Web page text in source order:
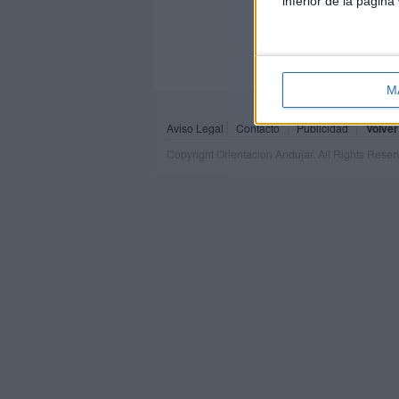
Aviso Legal Contacto Publicidad
Copyright Orientacion Andujar. All Rights